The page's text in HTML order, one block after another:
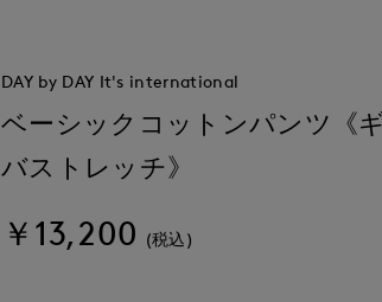
DAY by DAY It's international
ベーシックコットンパンツ《
バストレッチ》
￥13,200 (税込)